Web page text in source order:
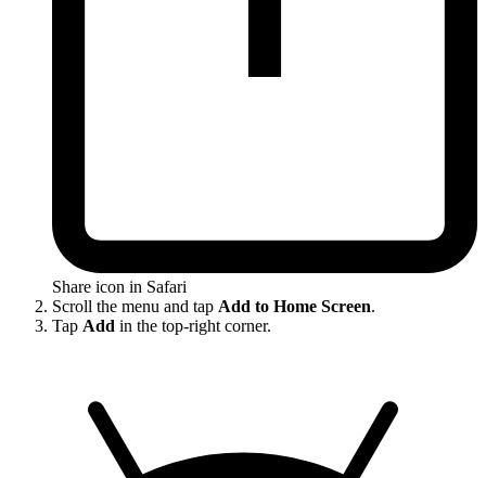
Share icon in Safari
Scroll the menu and tap Add to Home Screen.
Tap Add in the top-right corner.